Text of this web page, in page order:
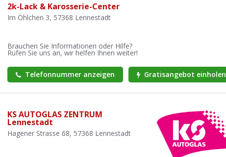
2k-Lack & Karosserie-Center
Im Öhlchen 3, 57368 Lennestadt
Brauchen Sie Informationen oder Hilfe?
Rufen Sie uns an, wir helfen Ihnen weiter!
Telefonnummer anzeigen Gratisangebot einholen
KS AUTOGLAS ZENTRUM
Lennestadt
Hagener Strasse 68, 57368 Lennestadt